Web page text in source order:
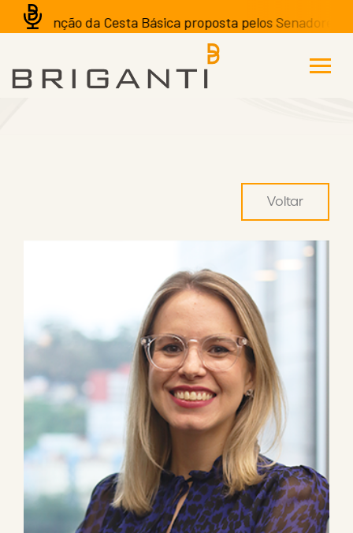
A isenção da Cesta Básica proposta pelos Senadores
Voltar